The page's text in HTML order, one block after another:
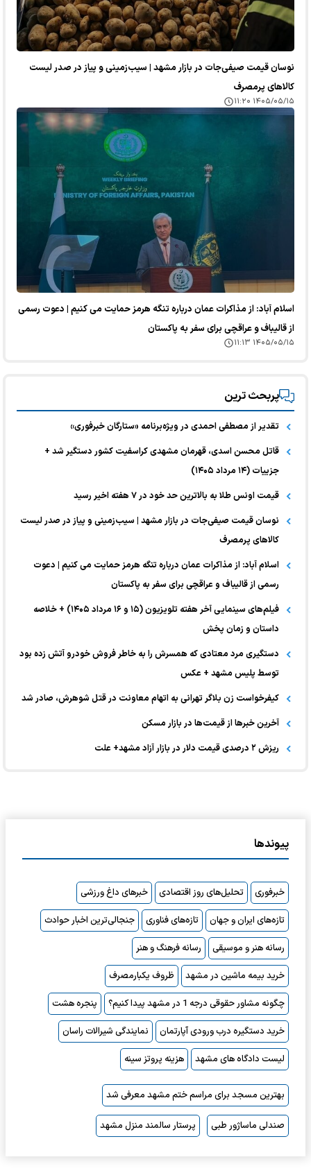
نوسان قیمت صیفی‌جات در بازار مشهد | سیب‌زمینی و پیاز در صدر لیست
کالا‌های پرمصرف
۱۴۰۵/۰۵/۱۵ ۱۱:۲۰
اسلام آباد: از مذاکرات عمان درباره تنگه هرمز حمایت می کنیم | دعوت رسمی
از قالیباف و عراقچی برای سفر به پاکستان
۱۴۰۵/۰۵/۱۵ ۱۱:۱۳
پربحث ترین
تقدیر از مصطفی احمدی در ویژه‌برنامه «ستارگان خبرفوری»
قاتل محسن اسدی، قهرمان مشهدی کراسفیت کشور دستگیر شد +
جزییات (۱۴ مرداد ۱۴۰۵)
قیمت اونس طلا به بالاترین حد خود در ۷ هفته اخیر رسید
نوسان قیمت صیفی‌جات در بازار مشهد | سیب‌زمینی و پیاز در صدر لیست
کالا‌های پرمصرف
اسلام آباد: از مذاکرات عمان درباره تنگه هرمز حمایت می کنیم | دعوت
رسمی از قالیباف و عراقچی برای سفر به پاکستان
فیلم‌های سینمایی آخر هفته تلویزیون (۱۵ و ۱۶ مرداد ۱۴۰۵) + خلاصه
داستان و زمان پخش
دستگیری مرد معتادی که همسرش را به خاطر فروش خودرو آتش زده بود
توسط پلیس مشهد + عکس
کیفرخواست زن بلاگر تهرانی به اتهام معاونت در قتل شوهرش، صادر شد
آخرین خبر‌ها از قیمت‌ها در بازار مسکن
ریزش ۲ درصدی قیمت دلار در بازار آزاد مشهد+ علت
پیوندها
خبرفوری تحلیل‌های روز اقتصادی
خبرهای داغ ورزشی
تازه‌های ایران و جهان
تازه‌های فناوری
جنجالی‌ترین اخبار حوادث
رسانه هنر و موسیقی
رسانه فرهنگ و هنر
خرید بیمه ماشین در مشهد
ظروف یکبارمصرف
چگونه مشاور حقوقی درجه 1 در مشهد پیدا کنیم؟
پنجره هشت
خرید دستگیره درب ورودی آپارتمان
نمایندگی شیرالات راسان
لیست دادگاه های مشهد
هزینه پروتز سینه
بهترین مسجد برای مراسم ختم مشهد معرفی شد
صندلی ماساژور طبی پرستار سالمند منزل مشهد